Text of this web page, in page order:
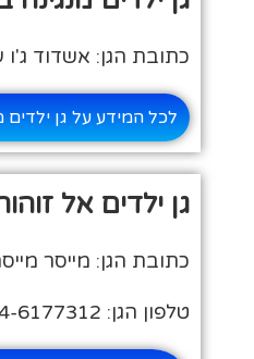
כתובת הגן: אשדוד ג'ו
לכל המידע על גן ילדים
גן ילדים אל
כתובת הגן: מייסר מייסר
טלפון הגן: 04-6177312